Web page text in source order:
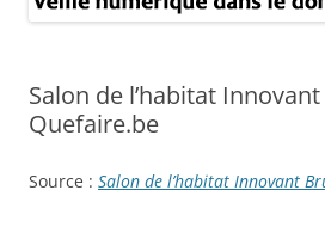
Salon de l’habitat
Quefaire.be
Source : Salon de l’habitat Innovant